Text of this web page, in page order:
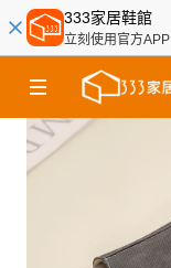
333家居鞋館
立刻使用官方APP